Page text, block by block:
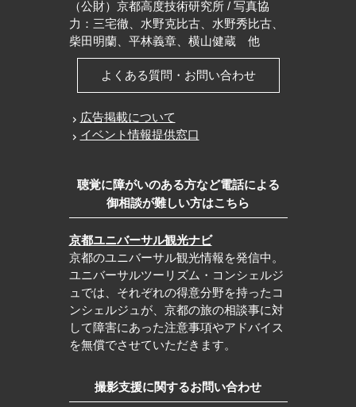
（公財）京都高度技術研究所 / 写真協
力：三宅徹、水野克比古、水野秀比古、
柴田明蘭、平林義章、横山健蔵 他
よくある質問・お問い合わせ
広告掲載について
イベント情報提供窓口
聴覚に障がいのある方など電話による
御相談が難しい方はこちら
京都ユニバーサル観光ナビ
京都のユニバーサル観光情報を発信中。
ユニバーサルツーリズム・コンシェルジ
ュでは、それぞれの得意分野を持ったコ
ンシェルジュが、京都の旅の相談事に対
して障害にあった注意事項やアドバイス
を無償でさせていただきます。
撮影支援に関するお問い合わせ